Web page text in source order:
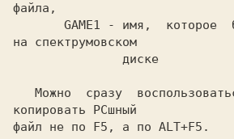
файла,
GAME1
- имя,  которое
на спектрумовском
копировать PCшный
файл не по F5, а по ALT+F5.